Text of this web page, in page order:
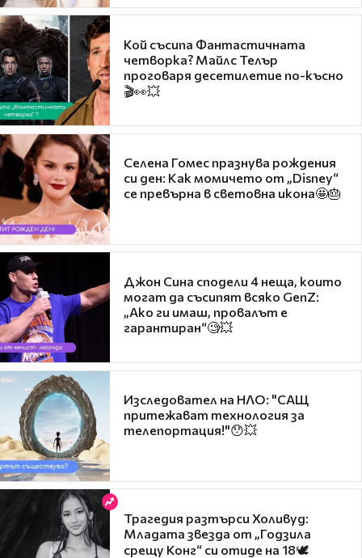
Кой съсипа Фантастичната
четворка? Майлс Телър
проговаря десетилетие по-късно
🎬👀💥
Селена Гомес празнува рождения
си ден: Как момичето от „Disney“
се превърна в световна икона🤩🎂
Джон Сина сподели 4 неща, които
могат да съсипят всяко GenZ:
„Ако ги имаш, провалът е
гарантиран“🧐💥
Изследовател на НЛО: "САЩ
притежават технология за
телепортация!"😯💥
Трагедия разтърси Холивуд:
Младата звезда от „Годзила
срещу Конг“ си отиде на 18🕊️